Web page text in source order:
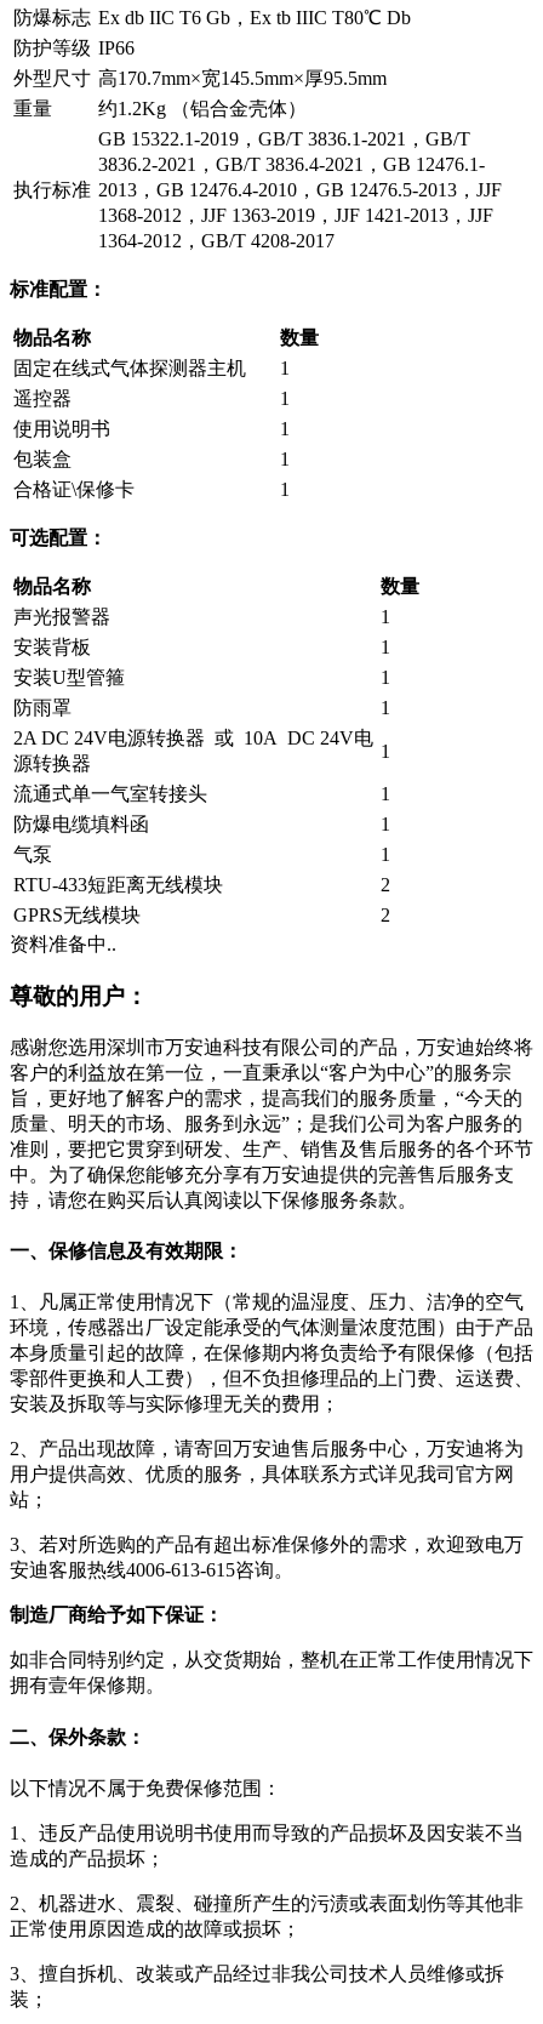
防爆标志 Ex db IIC T6 Gb，Ex tb IIIC T80℃ Db
防护等级 IP66
外型尺寸 高170.7mm×宽145.5mm×厚95.5mm
重量
约1.2Kg （铝合金壳体）
执行标准
GB 15322.1-2019，GB/T 3836.1-2021，GB/T
3836.2-2021，GB/T 3836.4-2021，GB 12476.1-
2013，GB 12476.4-2010，GB 12476.5-2013，JJF
1368-2012，JJF 1363-2019，JJF 1421-2013，JJF
1364-2012，GB/T 4208-2017
标准配置：
物品名称
数量
固定在线式气体探测器主机
1
遥控器
1
使用说明书
1
包装盒
1
合格证\保修卡
1
可选配置：
物品名称
数量
声光报警器
1
安装背板
1
安装U型管箍
1
防雨罩
1
2A DC 24V电源转换器 或 10A DC 24V电
源转换器
1
流通式单一气室转接头
1
防爆电缆填料函
1
气泵
1
RTU-433短距离无线模块
2
GPRS无线模块
2
资料准备中..
尊敬的用户：
感谢您选用深圳市万安迪科技有限公司的产品，万安迪始终将
客户的利益放在第一位，一直秉承以“客户为中心”的服务宗
旨，更好地了解客户的需求，提高我们的服务质量，“今天的
质量、明天的市场、服务到永远”；是我们公司为客户服务的
准则，要把它贯穿到研发、生产、销售及售后服务的各个环节
中。为了确保您能够充分享有万安迪提供的完善售后服务支
持，请您在购买后认真阅读以下保修服务条款。
一、保修信息及有效期限：
1、凡属正常使用情况下（常规的温湿度、压力、洁净的空气
环境，传感器出厂设定能承受的气体测量浓度范围）由于产品
本身质量引起的故障，在保修期内将负责给予有限保修（包括
零部件更换和人工费），但不负担修理品的上门费、运送费、
安装及拆取等与实际修理无关的费用；
2、产品出现故障，请寄回万安迪售后服务中心，万安迪将为
用户提供高效、优质的服务，具体联系方式详见我司官方网
站；
3、若对所选购的产品有超出标准保修外的需求，欢迎致电万
安迪客服热线4006-613-615咨询。
制造厂商给予如下保证：
如非合同特别约定，从交货期始，整机在正常工作使用情况下
拥有壹年保修期。
二、保外条款：
以下情况不属于免费保修范围：
1、违反产品使用说明书使用而导致的产品损坏及因安装不当
造成的产品损坏；
2、机器进水、震裂、碰撞所产生的污渍或表面划伤等其他非
正常使用原因造成的故障或损坏；
3、擅自拆机、改装或产品经过非我公司技术人员维修或拆
装；